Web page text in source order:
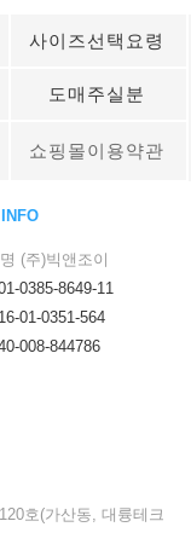
사이즈선택요령
도매주실분
쇼핑몰이용약관
(주)빅앤조이
0385-8649-11
01-0351-564
008-844786
호(가산동, 대륭테크